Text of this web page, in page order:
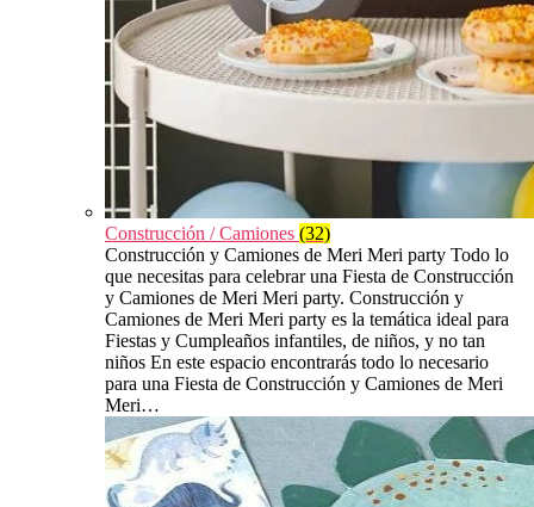
Construcción / Camiones (32)
Construcción y Camiones de Meri Meri party Todo lo
que necesitas para celebrar una Fiesta de Construcción
y Camiones de Meri Meri party. Construcción y
Camiones de Meri Meri party es la temática ideal para
Fiestas y Cumpleaños infantiles, de niños, y no tan
niños En este espacio encontrarás todo lo necesario
para una Fiesta de Construcción y Camiones de Meri
Meri…